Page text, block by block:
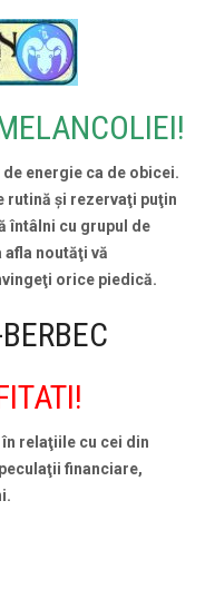
energie ca de obicei.
rutină şi rezervaţi puţin
întâlni cu grupul de
noutăţi vă
orice piedică.
relaţiile cu cei din
financiare,